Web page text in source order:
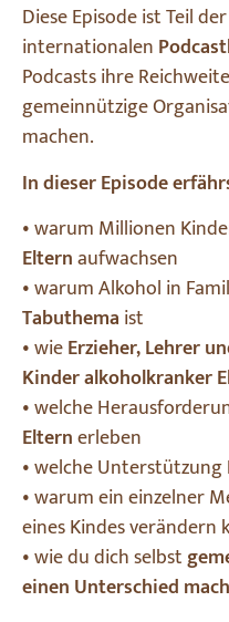
Diese Episode ist Teil der
internationalen
Podcasts ihre
gemeinnützige
machen.
In dieser Episode
• warum Millionen
Elternaufwachsen
• warum Alkohol in
Tabuthema ist
• wieErzieher, Lehrer
Kinder alkoholkranker
• welche
Elternerleben
• welche Unterstützung
• warum ein einzelner
eines Kindes verändern
• wie du dich selbst
einen Unterschied